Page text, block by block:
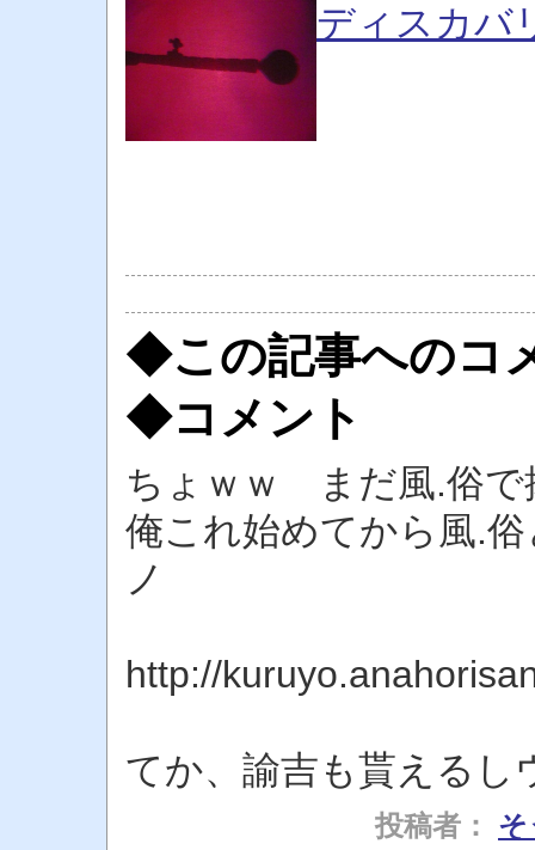
ディスカバ
◆この記事へのコ
◆コメント
ちょｗｗ まだ風.俗で
俺これ始めてから風.
ノ
http://
てか、諭吉も貰えるし
投稿者：